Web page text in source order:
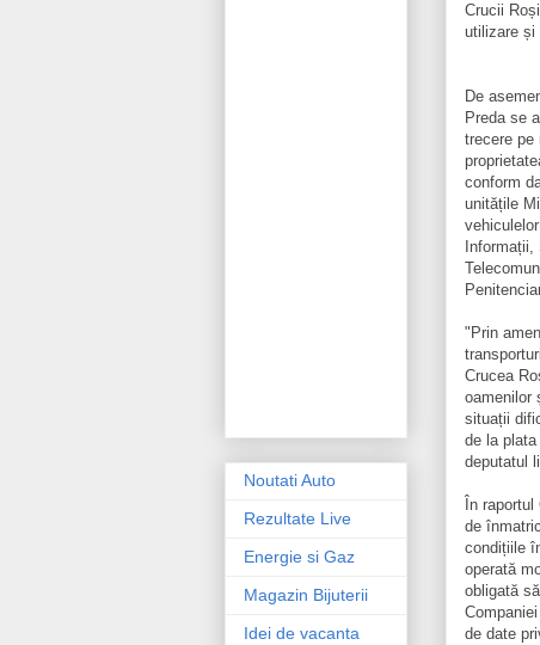
Crucii
utilizare și
De
Preda se
trecere pe
conform
unitățile
"Prin
Crucea
oamenilor
situații
de la
deputatul
În
de
condițiile
operată
obligată
de date
Noutati Auto
Rezultate Live
Energie si Gaz
Magazin Bijuterii
Idei de vacanta